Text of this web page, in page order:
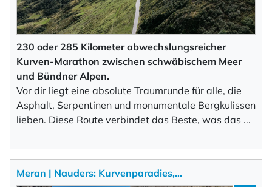
230 oder 285 Kilometer abwechslungsreicher
Kurven-Marathon zwischen schwäbischem Meer
und Bündner Alpen.
Vor dir liegt eine absolute Traumrunde für alle, die
Asphalt, Serpentinen und monumentale Bergkulissen
lieben. Diese Route verbindet das Beste, was das ...
Meran | Nauders: Kurvenparadies,…